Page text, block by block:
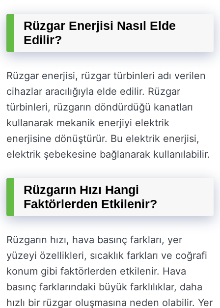
Rüzgar Enerjisi Nasıl Elde
Edilir?
Rüzgar enerjisi, rüzgar türbinleri adı verilen
cihazlar aracılığıyla elde edilir. Rüzgar
türbinleri, rüzgarın döndürdüğü kanatları
kullanarak mekanik enerjiyi elektrik
enerjisine dönüştürür. Bu elektrik enerjisi,
elektrik şebekesine bağlanarak kullanılabilir.
Rüzgarın Hızı Hangi
Faktörlerden Etkilenir?
Rüzgarın hızı, hava basınç farkları, yer
yüzeyi özellikleri, sıcaklık farkları ve coğrafi
konum gibi faktörlerden etkilenir. Hava
basınç farklarındaki büyük farklılıklar, daha
hızlı bir rüzgar oluşmasına neden olabilir. Yer